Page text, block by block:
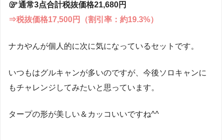
通常3点合計税抜価格21,680円
⇒税抜価格17,500円（割引率：約19.3%）
ナカやんが個人的に次に気になっているセットです。
いつもはグルキャンが多いのですが、今後ソロキャンに
もチャレンジしてみたいと思っています。
タープの形が美しい＆カッコいいですね^^